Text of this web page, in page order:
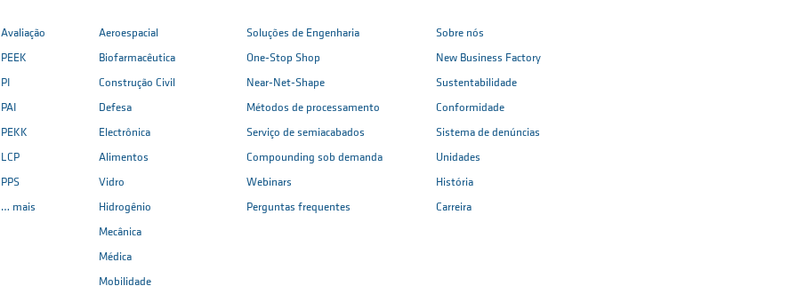
Avaliação
PEEK
PI
PAI
PEKK
LCP
PPS
… mais
Aeroespacial
Biofarmacêutica
Construção Civil
Defesa
Electrônica
Alimentos
Vidro
Hidrogênio
Mecânica
Médica
Mobilidade
Soluções de Engenharia
One-Stop Shop
Near-Net-Shape
Métodos de processamento
Serviço de semiacabados
Compounding sob demanda
Webinars
Perguntas frequentes
Sobre nós
New Business Factory
Sustentabilidade
Conformidade
Sistema de denúncias
Unidades
História
Carreira